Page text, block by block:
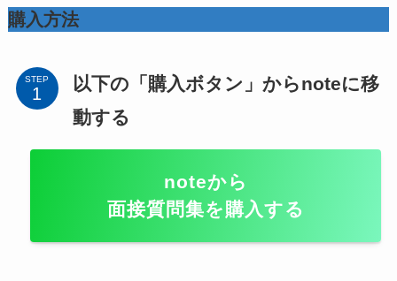
購入方法
STEP
以下の「購入ボタン」からnoteに移
動する
noteから
面接質問集を購入する